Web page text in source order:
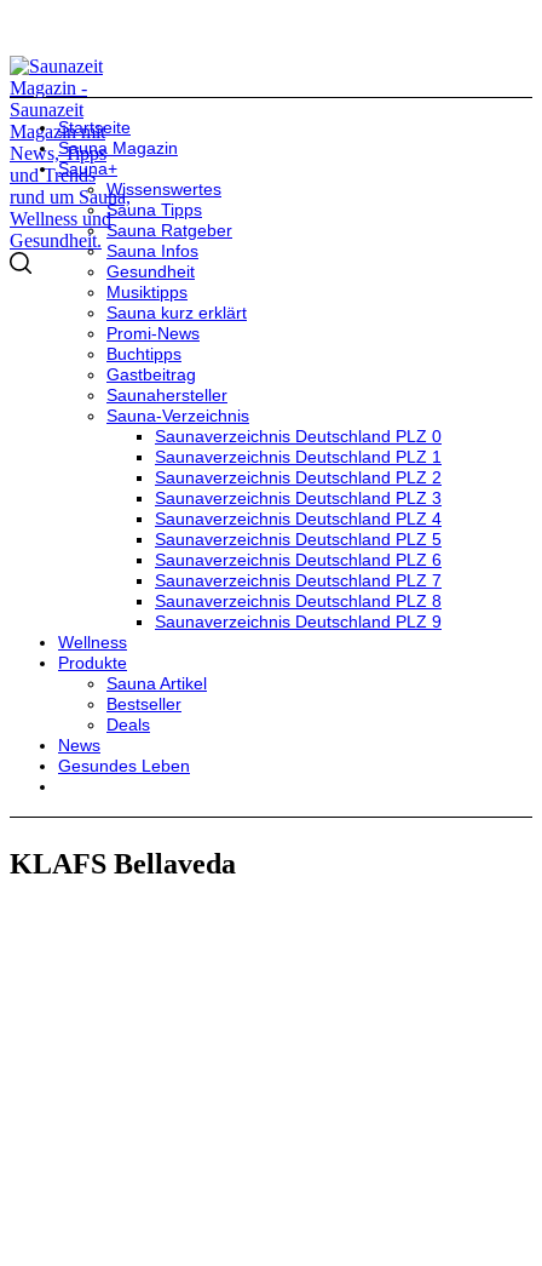
Startseite
Sauna Magazin
Sauna+
Wissenswertes
Sauna Tipps
Sauna Ratgeber
Sauna Infos
Gesundheit
Musiktipps
Sauna kurz erklärt
Promi-News
Buchtipps
Gastbeitrag
Saunahersteller
Sauna-Verzeichnis
Saunaverzeichnis Deutschland PLZ 0
Saunaverzeichnis Deutschland PLZ 1
Saunaverzeichnis Deutschland PLZ 2
Saunaverzeichnis Deutschland PLZ 3
Saunaverzeichnis Deutschland PLZ 4
Saunaverzeichnis Deutschland PLZ 5
Saunaverzeichnis Deutschland PLZ 6
Saunaverzeichnis Deutschland PLZ 7
Saunaverzeichnis Deutschland PLZ 8
Saunaverzeichnis Deutschland PLZ 9
Wellness
Produkte
Sauna Artikel
Bestseller
Deals
News
Gesundes Leben
KLAFS Bellaveda